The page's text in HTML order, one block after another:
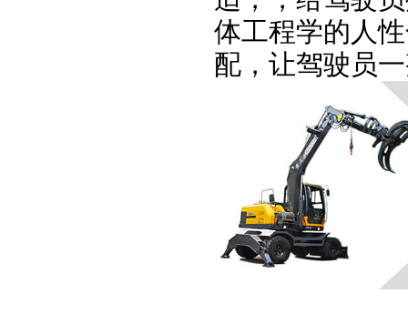
体工程学的人
配，让驾驶员